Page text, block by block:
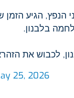
הנפץ, הגיע
בלבנון.
לכבוש את
25, 2026